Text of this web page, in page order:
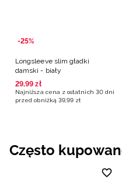
-25%
Longsleeve slim gładki
damski - biały
29,99 zł
Najniższa cena z ostatnich 30 dni
przed obniżką 39,99 zł
Często